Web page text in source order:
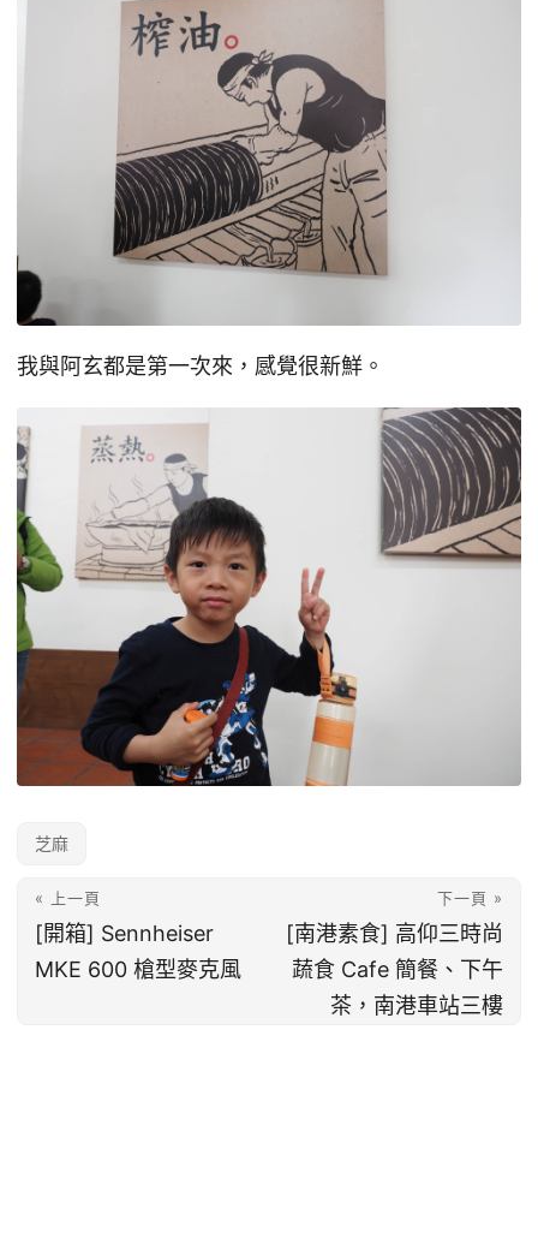
我與阿玄都是第一次來，感覺很新鮮。
芝麻
« 上一頁
[開箱] Sennheiser
MKE 600 槍型麥克風
下一頁 »
[南港素食] 高仰三時尚
蔬食 Cafe 簡餐、下午
茶，南港車站三樓